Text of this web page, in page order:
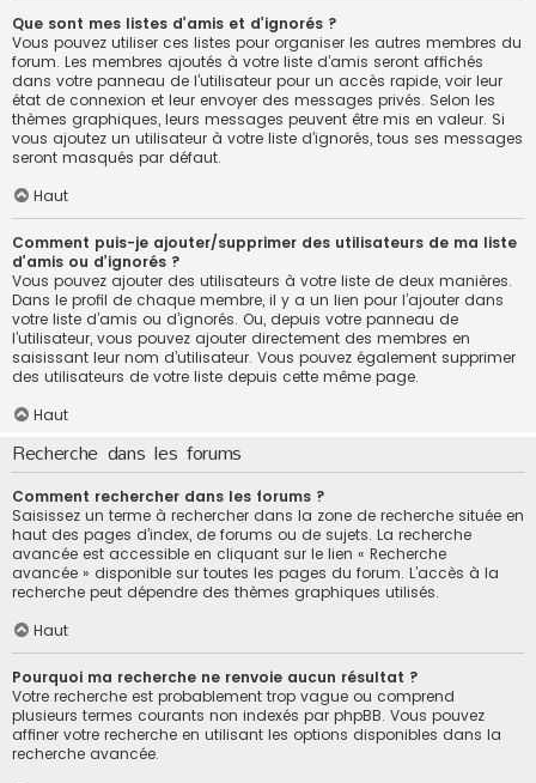
Que sont mes listes d’amis et d’ignorés ?
Vous pouvez utiliser ces listes pour organiser les autres membres du
forum. Les membres ajoutés à votre liste d’amis seront affichés
dans votre panneau de l’utilisateur pour un accès rapide, voir leur
état de connexion et leur envoyer des messages privés. Selon les
thèmes graphiques, leurs messages peuvent être mis en valeur. Si
vous ajoutez un utilisateur à votre liste d’ignorés, tous ses messages
seront masqués par défaut.
Haut
Comment puis-je ajouter/supprimer des utilisateurs de ma liste
d’amis ou d’ignorés ?
Vous pouvez ajouter des utilisateurs à votre liste de deux manières.
Dans le profil de chaque membre, il y a un lien pour l’ajouter dans
votre liste d’amis ou d’ignorés. Ou, depuis votre panneau de
l’utilisateur, vous pouvez ajouter directement des membres en
saisissant leur nom d’utilisateur. Vous pouvez également supprimer
des utilisateurs de votre liste depuis cette même page.
Haut
Recherche dans les forums
Comment rechercher dans les forums ?
Saisissez un terme à rechercher dans la zone de recherche située en
haut des pages d’index, de forums ou de sujets. La recherche
avancée est accessible en cliquant sur le lien « Recherche
avancée » disponible sur toutes les pages du forum. L’accès à la
recherche peut dépendre des thèmes graphiques utilisés.
Haut
Pourquoi ma recherche ne renvoie aucun résultat ?
Votre recherche est probablement trop vague ou comprend
plusieurs termes courants non indexés par phpBB. Vous pouvez
affiner votre recherche en utilisant les options disponibles dans la
recherche avancée.